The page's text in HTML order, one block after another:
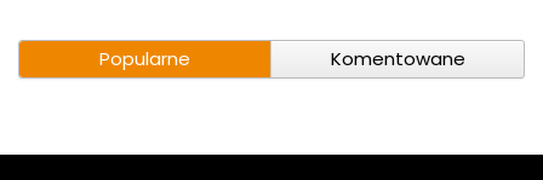
Popularne Komentowane